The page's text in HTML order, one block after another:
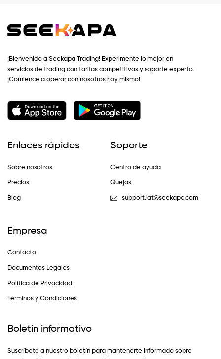
¡Bienvenido a Seekapa Trading! Experimente lo mejor en
servicios de trading con tarifas competitivas y soporte experto.
¡Comience a operar con nosotros hoy mismo!
Enlaces rápidos
Sobre nosotros
Precios
Blog
Soporte
Centro de ayuda
Quejas
support.lat@seekapa.com
Empresa
Contacto
Documentos Legales
Política de Privacidad
Términos y Condiciones
Boletín informativo
Suscríbete a nuestro boletín para mantenerte informado sobre